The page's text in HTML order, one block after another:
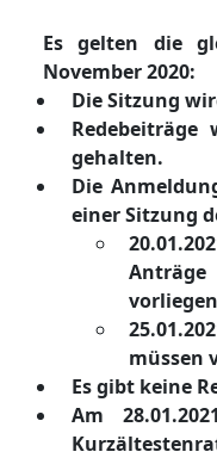
Es gelten die
November 2020:
Die Sitzung
Redebeiträge
gehalten.
Die
einer Sitzung
Anträ
müssen
Esgibt keine
Am
Kurzä